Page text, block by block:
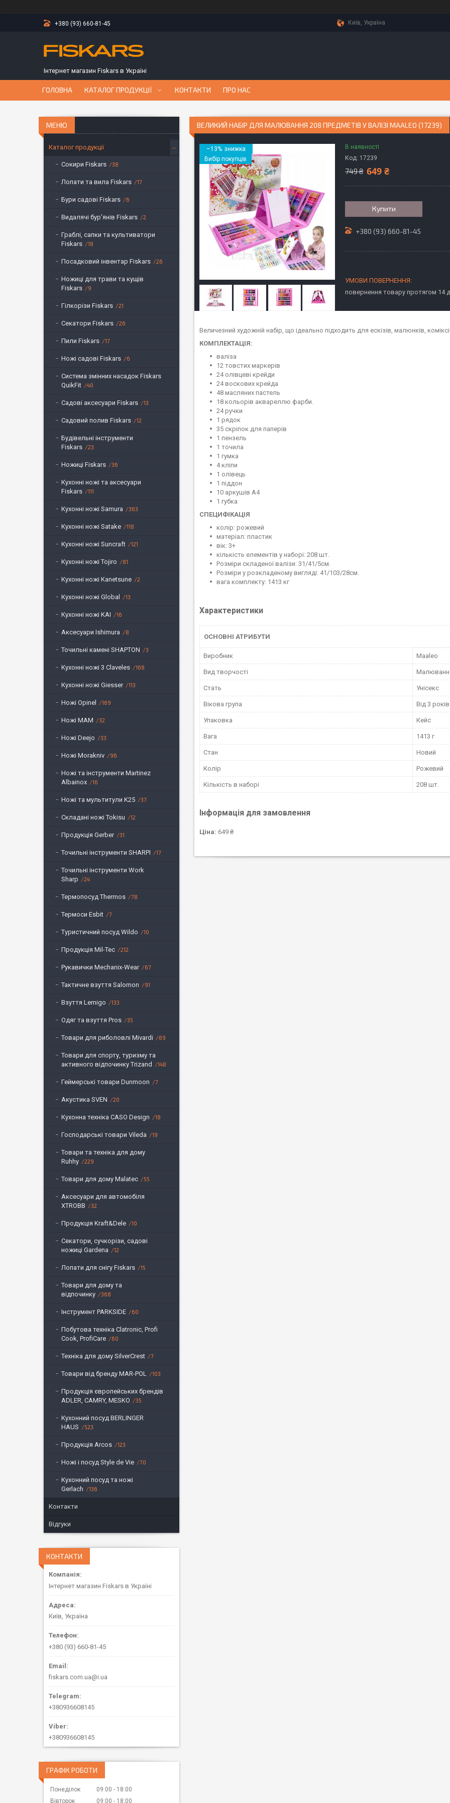
+380 (93) 660-81-45 Київ, Україна
Інтернет магазин Fiskars в Україні
ГОЛОВНА КАТАЛОГ ПРОДУКЦІЇ КОНТАКТИ ПРО НАС
ВЕЛИКИЙ НАБІР ДЛЯ МАЛЮВАННЯ 208 ПРЕДМЕТІВ У ВАЛІЗІ MAALEO (17239)
–13%
Вибір покупців
В наявності
Код: 17239
749 ₴ 649 ₴
Купити
+380 (93) 660-81-45
повернення товару протягом 14
Величезний художній набір, що ідеально підходить для ескізів, малюнків,
КОМПЛЕКТАЦІЯ:
валіза
12 товстих маркерів
24 олівцеві крейди
24 воскових крейда
48 масляних пастель
18 кольорів аквареллю фарби.
24 ручки
1 рядок
35 скріпок для паперів
1 пензель
1 точила
1 гумка
4 кліпи
1 олівець
1 піддон
10 аркушів А4
1 губка
СПЕЦИФІКАЦІЯ
колір: рожевий
матеріал: пластик
вік: 3+
кількість елементів у наборі: 208 шт.
Розміри складеної валізи: 31/41/5см.
Розміри у розкладеному вигляді: 41/103/28см.
вага комплекту: 1413 кг
Характеристики
ОСНОВНІ АТРИБУТИ
Виробник Maaleo
Вид творчості
Стать Унісекс
Вікова група Від 3 років
Упаковка Кейс
Вага 1413 г
Стан Новий
Колір Рожевий
Кількість в наборі 208 шт.
Інформація для замовлення
Ціна: 649 ₴
Каталог продукції
Сокири Fiskars 38
Лопати та вила Fiskars 17
Бури садові Fiskars 6
Видалячі бур'янів Fiskars 2
Граблі, сапки та культиватори
Fiskars
18
Посадковий інвентар Fiskars 26
Ножиці для трави та кущів
Fiskars
9
Гілкорізи Fiskars 21
Секатори Fiskars 26
Пили Fiskars 17
Ножі садові Fiskars 6
Система змінних насадок Fiskars
QuikFit
40
Садові аксесуари Fiskars 13
Садовий полив Fiskars 12
Будівельні інструменти
Fiskars
23
Ножиці Fiskars 36
Кухонні ножі та аксесуари
Fiskars
111
Кухонні ножі Samura 363
Кухонні ножі Satake 118
Кухонні ножі Suncraft 121
Кухонні ножі Tojiro 81
Кухонні ножі Kanetsune 2
Кухонні ножі Global 13
Кухонні ножі KAI 16
Аксесуари Ishimura 8
Точильні камені SHAPTON 3
Кухонні ножі 3 Claveles 168
Кухонні ножі Giesser 113
Ножі Opinel 169
Ножі MAM 32
Ножі Deejo 33
Ножі Morakniv 96
Ножі та інструменти Martinez
Albainox
16
Ножі та мультитули K25 37
Складані ножі Tokisu 12
Продукція Gerber 31
Точильні інструменти SHARPI 17
Точильні інструменти Work
Sharp
24
Термопосуд Thermos 78
Термоси Esbit 7
Туристичний посуд Wildo 10
Продукція Mil-Tec 212
Рукавички Mechanix-Wear 67
Тактичне взуття Salomon 91
Взуття Lemigo 133
Одяг та взуття Pros 35
Товари для риболовлі Mivardi 69
Товари для спорту, туризму та
активного відпочинку Trizand
148
Геймерські товари Dunmoon 7
Акустика SVEN 20
Кухонна техніка CASO Design 18
Господарські товари Vileda 19
Товари та техніка для дому
Ruhhy
229
Товари для дому Malatec 55
Аксесуари для автомобіля
XTROBB
32
Продукція Kraft&Dele 10
Секатори, сучкорізи, садові
ножиці Gardena
12
Лопати для снігу Fiskars 15
Товари для дому та
відпочинку
368
Інструмент PARKSIDE 60
Побутова техніка Clatronic, Profi
Cook, ProfiCare
60
Техніка для дому SilverCrest 7
Товари від бренду MAR-POL 103
Продукція європейських брендів
ADLER, CAMRY, MESKO
35
Кухонний посуд BERLINGER
HAUS
523
Продукція Arcos 123
Ножі і посуд Style de Vie 70
Кухонний посуд та ножі
Gerlach
136
Контакти
Відгуки
КОНТАКТИ
Інтернет магазин Fiskars в Україні
Київ, Україна
+380 (93) 660-81-45
fiskars.com.ua@i.ua
+380936608145
+380936608145
ГРАФІК РОБОТИ
Понеділок 09:00
18:00
Вівторок
09:00 18:00